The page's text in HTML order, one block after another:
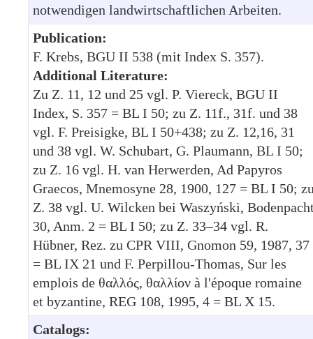
notwendigen landwirtschaftlichen Arbeiten.
Publication:
F. Krebs, BGU II 538 (mit Index S. 357).
Additional Literature:
Zu Z. 11, 12 und 25 vgl. P. Viereck, BGU II
Index, S. 357 = BL I 50; zu Z. 11f., 31f. und 38
vgl. F. Preisigke, BL I 50+438; zu Z. 12,16, 31
und 38 vgl. W. Schubart, G. Plaumann, BL I 50;
zu Z. 16 vgl. H. van Herwerden, Ad Papyros
Graecos, Mnemosyne 28, 1900, 127 = BL I 50;
Z. 38 vgl. U. Wilcken bei Waszyński,
30, Anm. 2 = BL I 50; zu Z. 33–34 vgl. R.
Hübner, Rez. zu CPR VIII, Gnomon 59, 1987, 37
= BL IX 21 und F. Perpillou-Thomas, Sur les
emplois de θαλλός, θαλλίον à l'époque romaine
et byzantine, REG 108, 1995, 4 = BL X 15.
Catalogs: